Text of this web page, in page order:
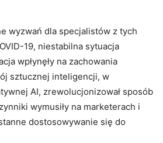
wyzwań dla specjalistów z tych
19, niestabilna sytuacja
wpłynęły na zachowania
sztucznej inteligencji, w
AI, zrewolucjonizował sposób
wymusiły na marketerach i
dostosowywanie się do